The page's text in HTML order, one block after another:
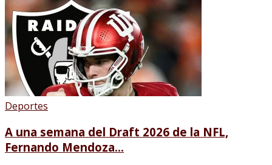
Deportes
A una semana del Draft 2026 de la NFL,
Fernando Mendoza...